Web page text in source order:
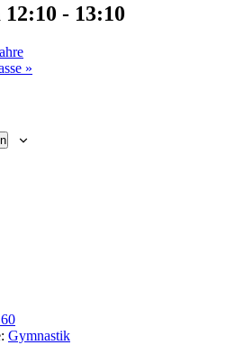
12:10 - 13:10
»
Gymnastik